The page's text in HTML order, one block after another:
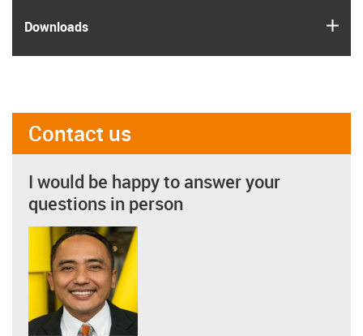
Downloads
Contact us
I would be happy to answer your
questions in person